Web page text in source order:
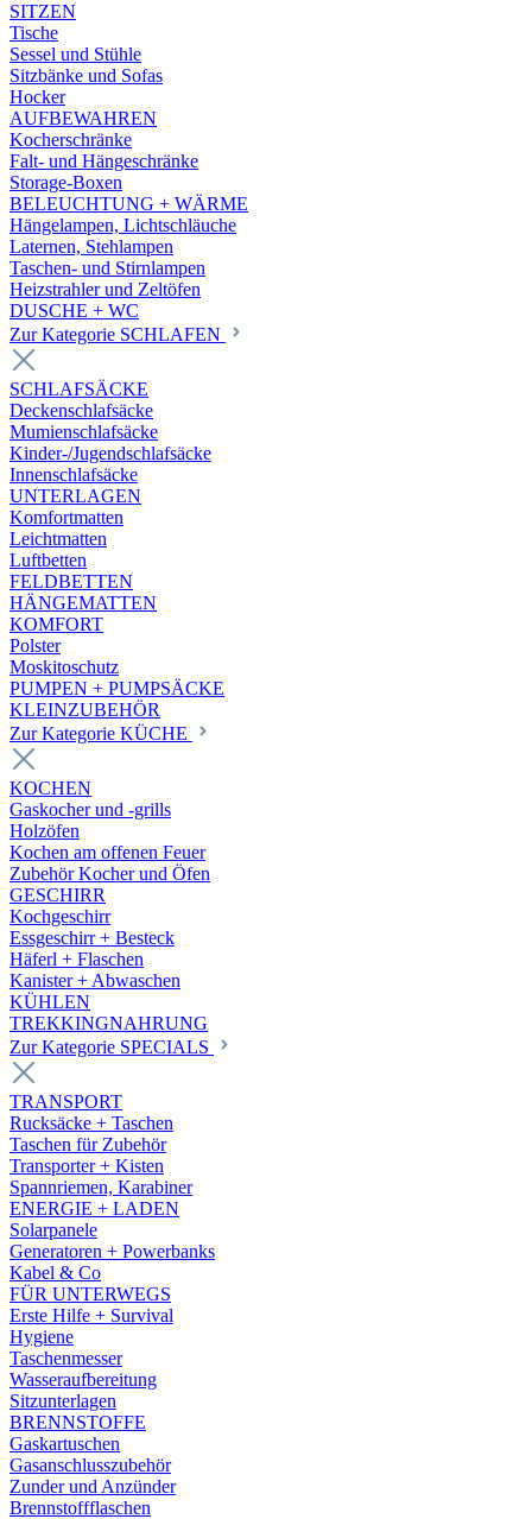
SITZEN
Tische
Sessel und Stühle
Sitzbänke und Sofas
Hocker
AUFBEWAHREN
Kocherschränke
Falt- und Hängeschränke
Storage-Boxen
BELEUCHTUNG + WÄRME
Hängelampen, Lichtschläuche
Laternen, Stehlampen
Taschen- und Stirnlampen
Heizstrahler und Zeltöfen
DUSCHE + WC
Zur Kategorie SCHLAFEN
SCHLAFSÄCKE
Deckenschlafsäcke
Mumienschlafsäcke
Kinder-/Jugendschlafsäcke
Innenschlafsäcke
UNTERLAGEN
Komfortmatten
Leichtmatten
Luftbetten
FELDBETTEN
HÄNGEMATTEN
KOMFORT
Polster
Moskitoschutz
PUMPEN + PUMPSÄCKE
KLEINZUBEHÖR
Zur Kategorie KÜCHE
KOCHEN
Gaskocher und -grills
Holzöfen
Kochen am offenen Feuer
Zubehör Kocher und Öfen
GESCHIRR
Kochgeschirr
Essgeschirr + Besteck
Häferl + Flaschen
Kanister + Abwaschen
KÜHLEN
TREKKINGNAHRUNG
Zur Kategorie SPECIALS
TRANSPORT
Rucksäcke + Taschen
Taschen für Zubehör
Transporter + Kisten
Spannriemen, Karabiner
ENERGIE + LADEN
Solarpanele
Generatoren + Powerbanks
Kabel & Co
FÜR UNTERWEGS
Erste Hilfe + Survival
Hygiene
Taschenmesser
Wasseraufbereitung
Sitzunterlagen
BRENNSTOFFE
Gaskartuschen
Gasanschlusszubehör
Zunder und Anzünder
Brennstoffflaschen